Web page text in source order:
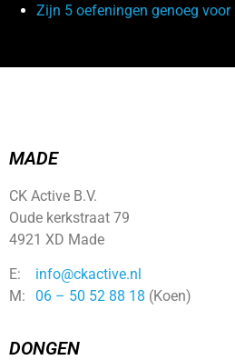
Zijn 5 oefeningen genoeg
MADE
CK Active B.V.
Oude kerkstraat 79
4921 XD Made
E:
info@ckactive.nl
M:
06 – 50 52 88 18 (Koen)
DONGEN